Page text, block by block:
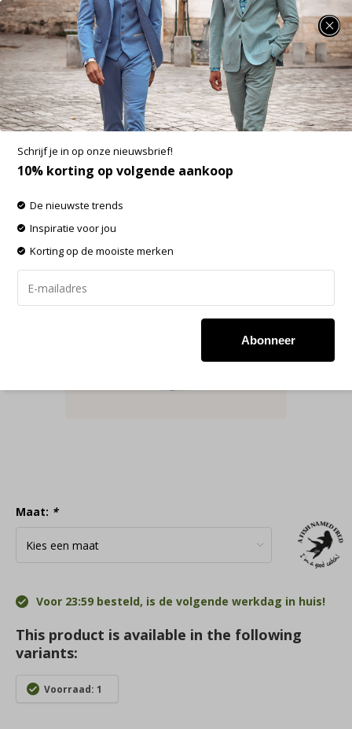
SUMMER SALE: 25% t/m 50% korting op heel veel zomerse items!
A Fish Named Fred Overhemd Shirt Graphic
Fish Multicolor Green (33.019 - 072)
Aan verlanglijst toevoegen
Maat: *
Voor 23:59 besteld, is de volgende werkdag in huis!
This product is available in the following
variants:
Voorraad: 1
Schrijf je in op onze nieuwsbrief!
10% korting op volgende aankoop
De nieuwste trends
Inspiratie voor jou
Korting op de mooiste merken
Abonneer